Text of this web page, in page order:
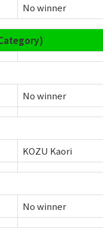
No winner
No winner
KOZU Kaori
No winner